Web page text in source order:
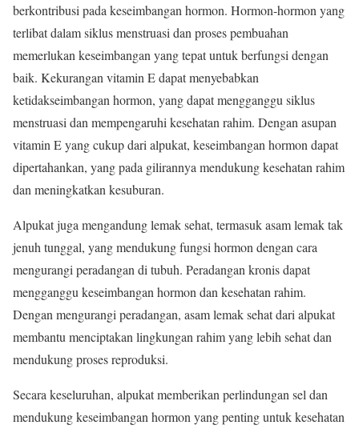
berkontribusi pada keseimbangan hormon. Hormon-hormon yang
terlibat dalam siklus menstruasi dan proses pembuahan
memerlukan keseimbangan yang tepat untuk berfungsi dengan
baik. Kekurangan vitamin E dapat menyebabkan
ketidakseimbangan hormon, yang dapat mengganggu siklus
menstruasi dan mempengaruhi kesehatan rahim. Dengan asupan
vitamin E yang cukup dari alpukat, keseimbangan hormon dapat
dipertahankan, yang pada gilirannya mendukung kesehatan rahim
dan meningkatkan kesuburan.
Alpukat juga mengandung lemak sehat, termasuk asam lemak tak
jenuh tunggal, yang mendukung fungsi hormon dengan cara
mengurangi peradangan di tubuh. Peradangan kronis dapat
mengganggu keseimbangan hormon dan kesehatan rahim.
Dengan mengurangi peradangan, asam lemak sehat dari alpukat
membantu menciptakan lingkungan rahim yang lebih sehat dan
mendukung proses reproduksi.
Secara keseluruhan, alpukat memberikan perlindungan sel dan
mendukung keseimbangan hormon yang penting untuk kesehatan